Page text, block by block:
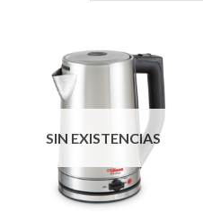
SIN EXISTENCIAS